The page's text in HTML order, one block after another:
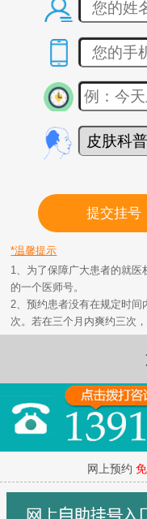
*温馨提示
1、为了保障广大患者的就
的一个医师号。
2、预约患者没有在规定时
次。若在三个月内爽约三次，
网上预约